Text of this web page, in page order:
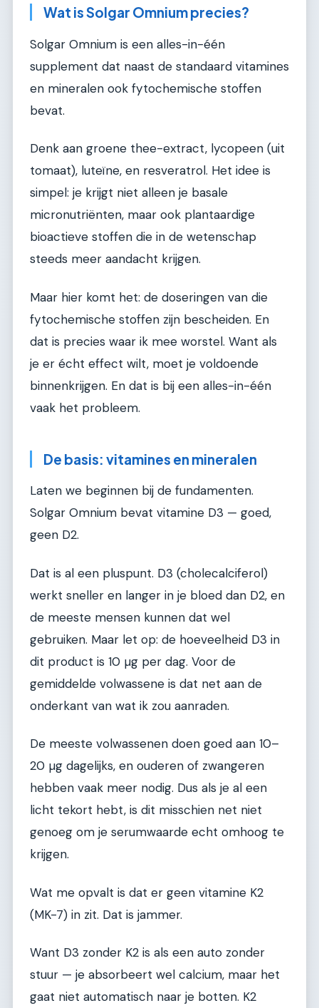
Wat is Solgar Omnium precies?
Solgar Omnium is een alles-in-één
supplement dat naast de standaard vitamines
en mineralen ook fytochemische stoffen
bevat.
Denk aan groene thee-extract, lycopeen (uit
tomaat), luteïne, en resveratrol. Het idee is
simpel: je krijgt niet alleen je basale
micronutriënten, maar ook plantaardige
bioactieve stoffen die in de wetenschap
steeds meer aandacht krijgen.
Maar hier komt het: de doseringen van die
fytochemische stoffen zijn bescheiden. En
dat is precies waar ik mee worstel. Want als
je er écht effect wilt, moet je voldoende
binnenkrijgen. En dat is bij een alles-in-één
vaak het probleem.
De basis: vitamines en mineralen
Laten we beginnen bij de fundamenten.
Solgar Omnium bevat vitamine D3 — goed,
geen D2.
Dat is al een pluspunt. D3 (cholecalciferol)
werkt sneller en langer in je bloed dan D2, en
de meeste mensen kunnen dat wel
gebruiken. Maar let op: de hoeveelheid D3 in
dit product is 10 µg per dag. Voor de
gemiddelde volwassene is dat net aan de
onderkant van wat ik zou aanraden.
De meeste volwassenen doen goed aan 10–
20 µg dagelijks, en ouderen of zwangeren
hebben vaak meer nodig. Dus als je al een
licht tekort hebt, is dit misschien net niet
genoeg om je serumwaarde echt omhoog te
krijgen.
Wat me opvalt is dat er geen vitamine K2
(MK-7) in zit. Dat is jammer.
Want D3 zonder K2 is als een auto zonder
stuur — je absorbeert wel calcium, maar het
gaat niet automatisch naar je botten. K2